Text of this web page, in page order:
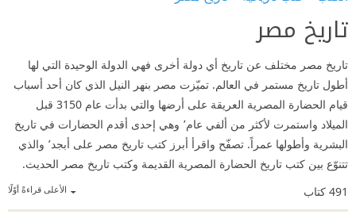
تاريخ مصر
تاريخ مصر مختلف عن تاريخ أي دولة أخرى فهي الدولة الوحيدة التي لها
أطول تاريخ مستمر في العالم. تميّزت مصر بنهر النيل الذي كان أحد أسباب
قيام الحضارة المصرية العريقة على أرضها والتي بدأت عام 3150 قبل
الميلاد واستمرت لأكثر من ألفي عام٬ وهي إحدى أقدم الحضارات في تاريخ
البشرية وأطولها عمراً. تصفّح واقرأ أبرز كتب تاريخ مصر على أبجد٬ والذي
تتنوّع بين كتب تاريخ الحضارة المصرية القديمة وكتب تاريخ مصر الحديث.
الأعلى قراءةً أوّلًا 491 كتاب